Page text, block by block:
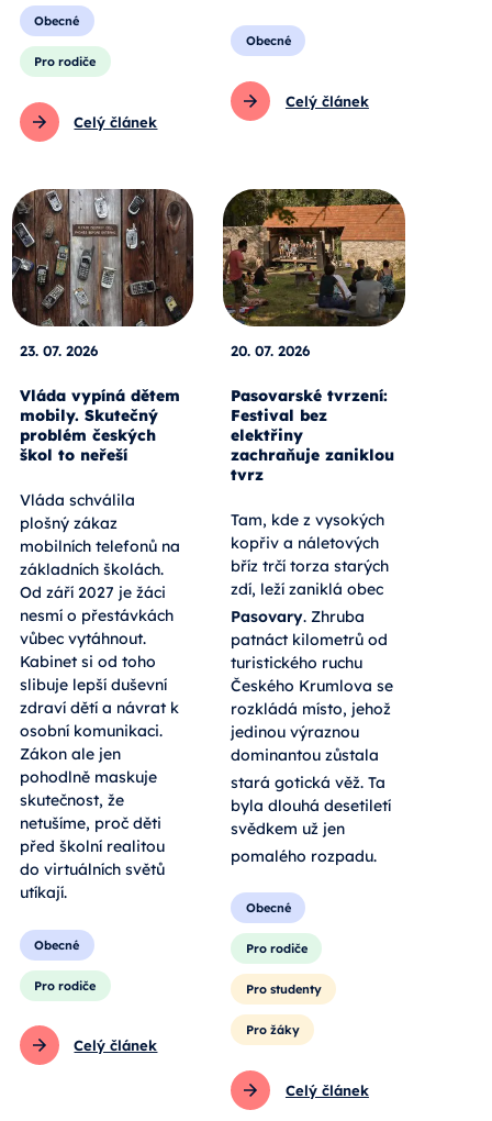
Obecné
Pro rodiče
Celý článek
Obecné
Celý článek
23. 07. 2026
Vláda vypíná dětem
mobily. Skutečný
problém českých
škol to neřeší
Vláda schválila
plošný zákaz
mobilních telefonů na
základních školách.
Od září 2027 je žáci
nesmí o přestávkách
vůbec vytáhnout.
Kabinet si od toho
slibuje lepší duševní
zdraví dětí a návrat k
osobní komunikaci.
Zákon ale jen
pohodlně maskuje
skutečnost, že
netušíme, proč děti
před školní realitou
do virtuálních světů
utíkají.
Obecné
Pro rodiče
Celý článek
20. 07. 2026
Pasovarské tvrzení:
Festival bez
elektřiny
zachraňuje zaniklou
tvrz
Tam, kde z vysokých
kopřiv a náletových
bříz trčí torza starých
zdí, leží zaniklá obec
Pasovary. Zhruba
patnáct kilometrů od
turistického ruchu
Českého Krumlova se
rozkládá místo, jehož
jedinou výraznou
dominantou zůstala
stará gotická věž. Ta
byla dlouhá desetiletí
svědkem už jen
pomalého rozpadu.
Obecné
Pro rodiče
Pro studenty
Pro žáky
Celý článek